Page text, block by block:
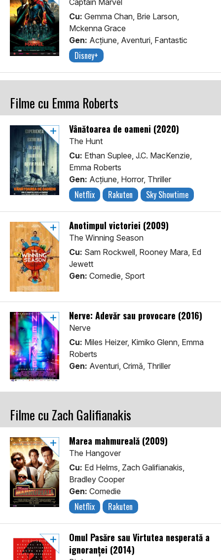
Captain Marvel
Cu: Gemma Chan, Brie Larson,
Mckenna Grace
Gen: Acţiune, Aventuri, Fantastic
Disney+
Filme cu Emma Roberts
Vânătoarea de oameni (2020)
The Hunt
Cu: Ethan Suplee, J.C. MacKenzie,
Emma Roberts
Gen: Acţiune, Horror, Thriller
Netflix Rakuten Sky Showtime
Anotimpul victoriei (2009)
The Winning Season
Cu: Sam Rockwell, Rooney Mara, Ed
Jewett
Gen: Comedie, Sport
Nerve: Adevăr sau provocare (2016)
Nerve
Cu: Miles Heizer, Kimiko Glenn, Emma
Roberts
Gen: Aventuri, Crimă, Thriller
Filme cu Zach Galifianakis
Marea mahmureală (2009)
The Hangover
Cu: Ed Helms, Zach Galifianakis,
Bradley Cooper
Gen: Comedie
Netflix Rakuten
Omul Pasăre sau Virtutea nesperată a
ignoranței (2014)